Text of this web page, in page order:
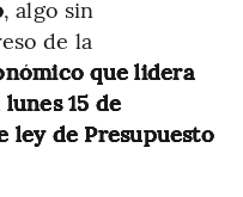
, algo sin
de la
que lidera
15 de
ley de Presupuesto